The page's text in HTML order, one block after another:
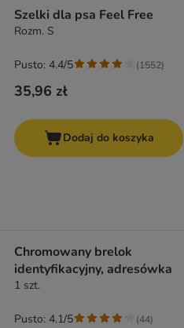
Szelki dla psa Feel Free
Rozm. S
35,96 zł
Pusto: 4.4/5 (1552)
Dodaj do koszyka
Chromowany brelok
identyfikacyjny, adresówka
1 szt.
Pusto: 4.1/5 (44)